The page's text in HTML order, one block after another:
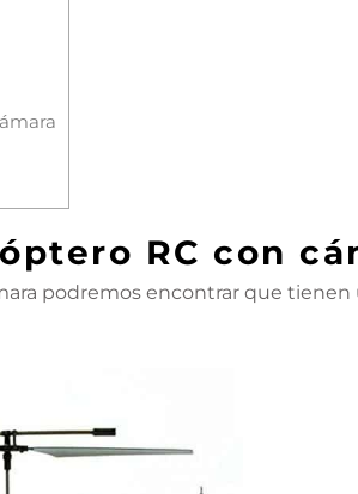
RC con
podremos encontrar que tienen